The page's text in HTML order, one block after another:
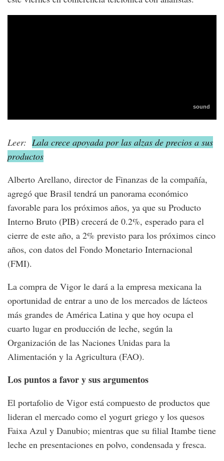
Leer: Lala crece apoyada por las alzas de precios a sus
productos
Alberto Arellano, director de Finanzas de la compañía,
agregó que Brasil tendrá un panorama económico
favorable para los próximos años, ya que su Producto
Interno Bruto (PIB) crecerá de 0.2%, esperado para el
cierre de este año, a 2% previsto para los próximos cinco
años, con datos del Fondo Monetario Internacional
(FMI).
La compra de Vigor le dará a la empresa mexicana la
oportunidad de entrar a uno de los mercados de lácteos
más grandes de América Latina y que hoy ocupa el
cuarto lugar en producción de leche, según la
Organización de las Naciones Unidas para la
Alimentación y la Agricultura (FAO).
Los puntos a favor y sus argumentos
El portafolio de Vigor está compuesto de productos que
lideran el mercado como el yogurt griego y los quesos
Faixa Azul y Danubio; mientras que su filial Itambe tiene
leche en presentaciones en polvo, condensada y fresca.